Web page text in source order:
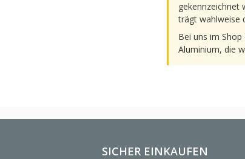
gekennzeichnet
trägt wahlweise
Bei uns im Shop
Aluminium, die
SICHER EINKAUFEN